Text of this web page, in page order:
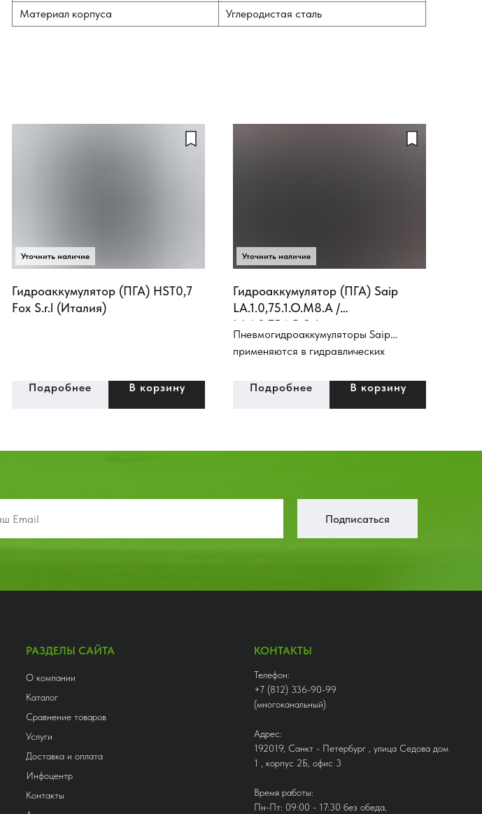
Материал корпуса
Углеродистая сталь
Гидроаккумулятор (ПГА) HST0,7
Fox S.r.l (Италия)
Подробнее В корзину
Гидроаккумулятор (ПГА) Saip
LA.1.0,75.1.O.М8.A /
LA.1.0,75.1.O.S.A
Пневмогидроаккумуляторы Saip
применяются в гидравлических
аппаратуры, гидравлических стендах и
назначения (гидросистема тормозов,
Подробнее В корзину
Подписаться
РАЗДЕЛЫ САЙТА
О компании
Каталог
Сравнение товаров
Услуги
Доставка и оплата
Инфоцентр
Контакты
КОНТАКТЫ
Телефон:
+7 (812) 336-90-99
(многоканальный)
Адрес:
192019, Санкт - Петербург , улица Седова дом
1 , корпус 2Б, офис 3
Время работы:
Пн-Пт: 09:00 - 17:30 без обеда,